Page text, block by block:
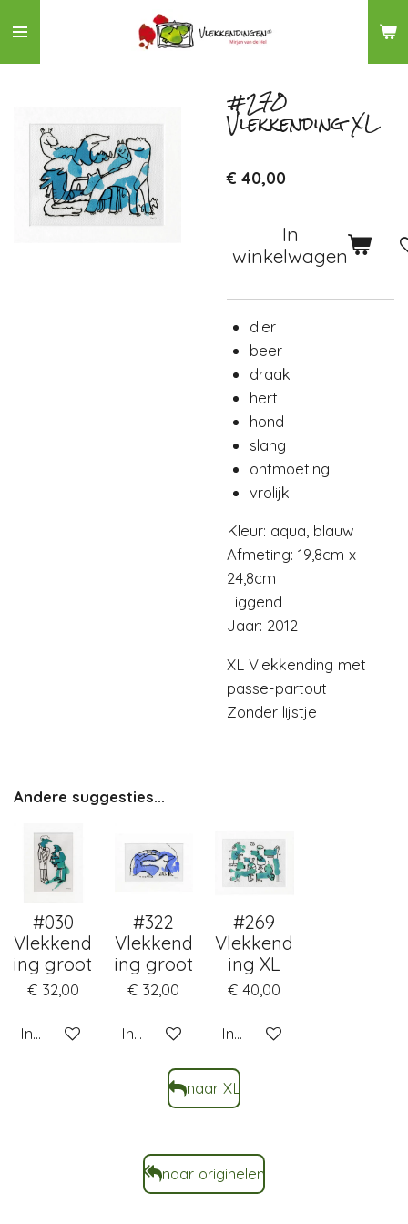
direct
naar
#270
Vlekkending XL
€ 40,00
In
winkelwagen
dier
beer
draak
hert
hond
slang
ontmoeting
vrolijk
Kleur: aqua, blauw
Afmeting: 19,8cm x
24,8cm
Liggend
Jaar: 2012
XL Vlekkending met
passe-partout
Zonder lijstje
Andere suggesties...
#030
Vlekkend
ing groot
€ 32,00
In winkelwagen
#322
Vlekkend
ing groot
€ 32,00
In winkelwagen
#269
Vlekkend
ing XL
€ 40,00
In winkelwagen
naar XL
naar originelen